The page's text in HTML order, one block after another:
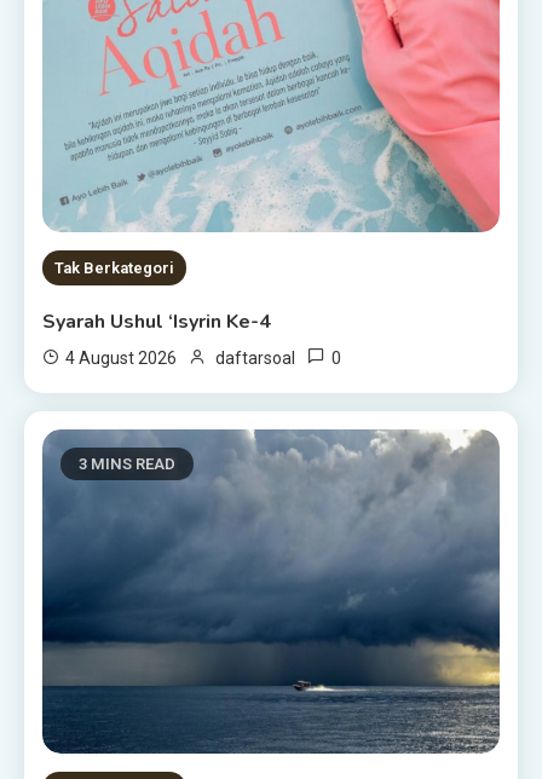
Tak Berkategori
Syarah Ushul ‘Isyrin Ke-4
4 August 2026 daftarsoal 0
3 MINS READ